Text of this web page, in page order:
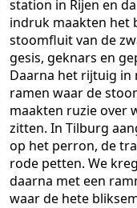
station in Rijen en
indruk maakten het
stoomfluit van de
gesis, geknars en
Daarna het rijtuig in
ramen waar de
maakten ruzie over
zitten. In Tilburg
op het perron, de
rode petten. We
daarna met een
waar de hete